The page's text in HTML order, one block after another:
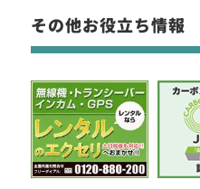
その他お役立ち情報